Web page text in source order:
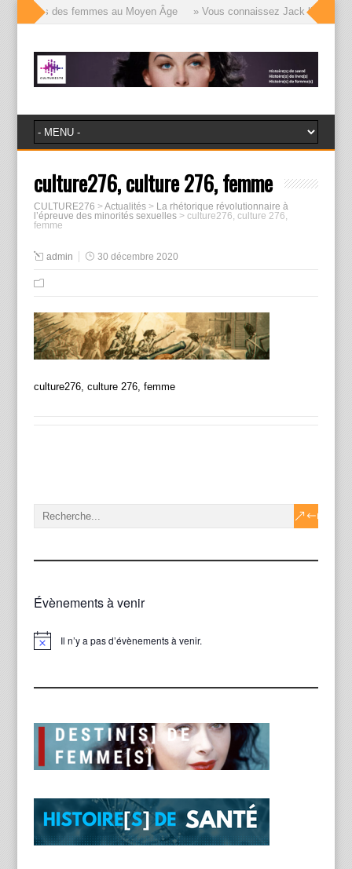
visages des femmes au Moyen Âge » Vous connaissez Jack
culture276, culture 276, femme
CULTURE276 >Actualités> La rhétorique révolutionnaire à
l’épreuve des minorités sexuelles> culture276, culture 276,
femme
admin 30 décembre 2020
culture276, culture 276, femme
Évènements à venir
Notice Il n’y a pas d’évènements à venir.